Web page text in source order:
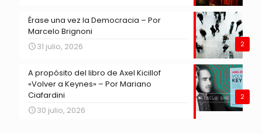
2
Érase una vez la Democracia – Por
Marcelo Brignoni
31 julio, 2026
2
A propósito del libro de Axel Kicillof
«Volver a Keynes» – Por Mariano
Ciafardini
30 julio, 2026